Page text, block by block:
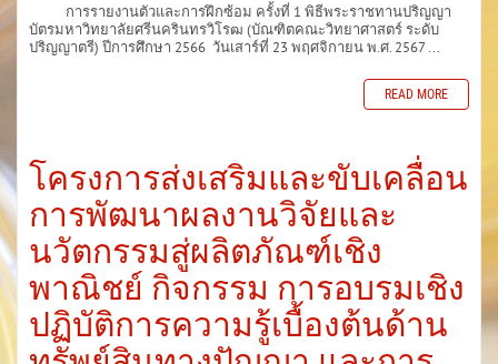
การรายงานตัวและการฝึกซ้อม ครั้งที่ 1 พิธีพระราชทานปริญญา
บัตรมหาวิทยาลัยศรีนครินทรวิโรฒ (บัณฑิตคณะวิทยาศาสตร์ ระดับ
ปริญญาตรี) ปีการศึกษา 2566 วันเสาร์ที่ 23 พฤศจิกายน พ.ศ. 2567 ...
READ MORE
โครงการส่งเสริมและขับเคลื่อน
การพัฒนาผลงานวิจัยและ
นวัตกรรมสู่ผลิตภัณฑ์เชิง
พาณิชย์ กิจกรรม การอบรมเชิง
ปฏิบัติการความรู้เบื้องต้นด้าน